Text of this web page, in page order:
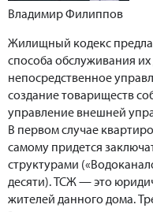
Владимир Филиппов
Жилищный кодекс
способа обслуживания
непосредственное
создание товариществ
управление внешней
В первом случае
самому придется
структурами
десяти). ТСЖ — это
жителей данного дома.